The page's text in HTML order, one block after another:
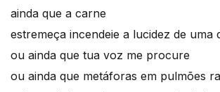
ainda que a carne
estremeça incendeie a lucidez de uma
ou ainda que tua voz me procure
ou ainda que metáforas em pulmões